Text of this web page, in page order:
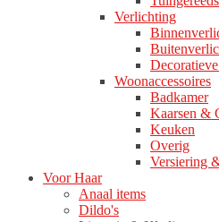
Verlichting
Woonaccessoires
Badkamer
Kaarsen &
Keuken
Overig
Versiering
Voor Haar
Anaal items
Dildo's